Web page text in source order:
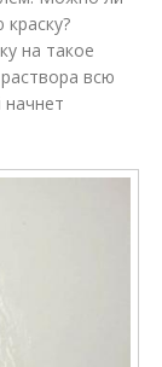
на такое
всю
начнет